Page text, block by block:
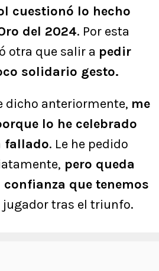
cuestionó lo hecho
del 2024. Por esta
otra que salir a pedir
solidario gesto.
dicho anteriormente, me
lo he celebrado
fallado. Le he pedido
pero queda
que tenemos
jugador tras el triunfo.